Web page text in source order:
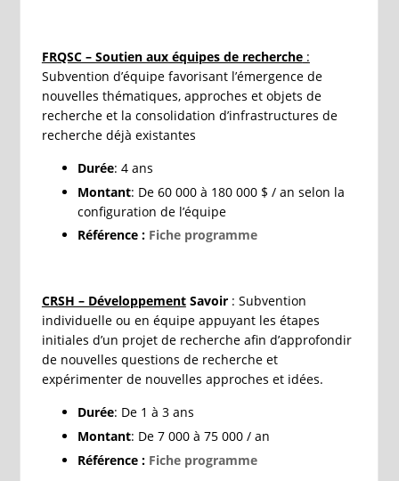
FRQSC – Soutien aux équipes de recherche:
Subvention d’équipe favorisant l’émergence de
nouvelles thématiques, approches et objets de
recherche et la consolidation d’infrastructures de
recherche déjà existantes
Durée: 4 ans
Montant: De 60 000 à 180 000 $ / an selon la
configuration de l’équipe
Référence : Fiche programme
CRSH – DéveloppementSavoir: Subvention
individuelle ou en équipe appuyant les étapes
initiales d’un projet de recherche afin d’approfondir
de nouvelles questions de recherche et
expérimenter de nouvelles approches et idées.
Durée: De 1 à 3 ans
Montant: De 7 000 à 75 000 / an
Référence : Fiche programme